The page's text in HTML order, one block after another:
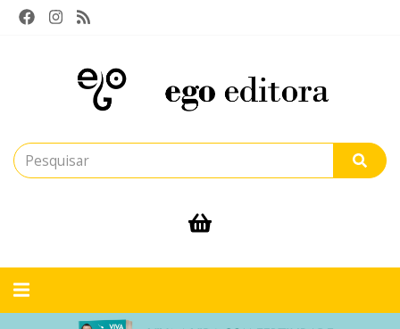
Alternar